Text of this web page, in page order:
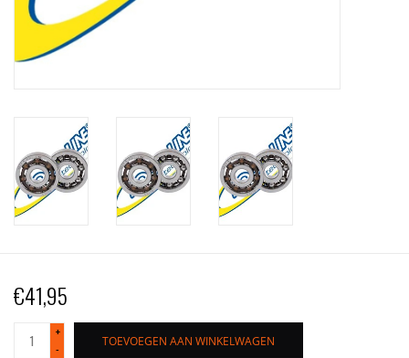
Gift Card
€41,95
+
-
TOEVOEGEN AAN WINKELWAGEN